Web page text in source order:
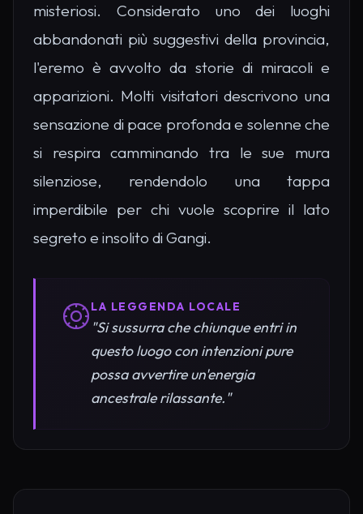
misteriosi. Considerato uno dei luoghi
abbandonati più suggestivi della provincia,
l'eremo è avvolto da storie di miracoli e
apparizioni. Molti visitatori descrivono una
sensazione di pace profonda e solenne che
si respira camminando tra le sue mura
silenziose, rendendolo una tappa
imperdibile per chi vuole scoprire il lato
segreto e insolito di Gangi.
LA LEGGENDA LOCALE
"Si sussurra che chiunque entri in
questo luogo con intenzioni pure
possa avvertire un'energia
ancestrale rilassante."